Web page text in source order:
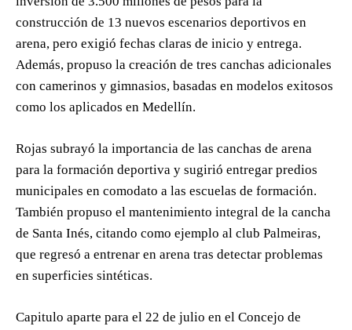
construcción de 13 nuevos escenarios deportivos en
arena, pero exigió fechas claras de inicio y entrega.
Además, propuso la creación de tres canchas adicionales
con camerinos y gimnasios, basadas en modelos exitosos
como los aplicados en Medellín.
Rojas subrayó la importancia de las canchas de arena
para la formación deportiva y sugirió entregar predios
municipales en comodato a las escuelas de formación.
También propuso el mantenimiento integral de la cancha
de Santa Inés, citando como ejemplo al club Palmeiras,
que regresó a entrenar en arena tras detectar problemas
en superficies sintéticas.
Capitulo aparte para el 22 de julio en el Concejo de